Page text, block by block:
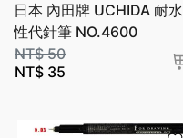
日本 內田牌 UCHIDA 耐水
性代針筆 NO.4600
NT$50
NT$ 35